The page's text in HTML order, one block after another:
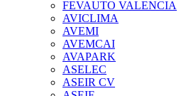
FEVAUTO VALENCIA
AVICLIMA
AVEMI
AVEMCAI
AVAPARK
ASELEC
ASEIR CV